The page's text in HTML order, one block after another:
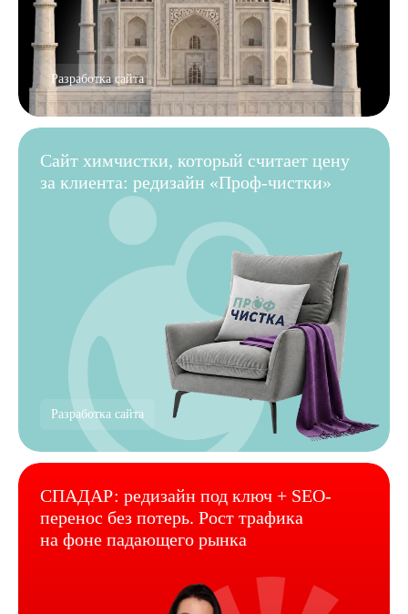
Разработка сайта
Сайт химчистки, который считает цену
за клиента: редизайн «Проф-чистки»
Разработка сайта
СПАДАР: редизайн под ключ + SEO-
перенос без потерь. Рост трафика
на фоне падающего рынка